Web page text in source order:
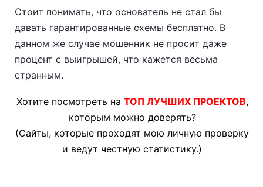
Стоит понимать, что основатель не стал бы
давать гарантированные схемы бесплатно. В
данном же случае мошенник не просит даже
процент с выигрышей, что кажется весьма
странным.
Хотите посмотреть на ТОП ЛУЧШИХ ПРОЕКТОВ,
которым можно доверять?
(Сайты, которые проходят мою личную проверку
и ведут честную статистику.)